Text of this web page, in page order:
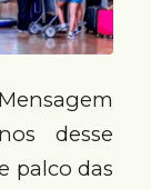
desse
palco das